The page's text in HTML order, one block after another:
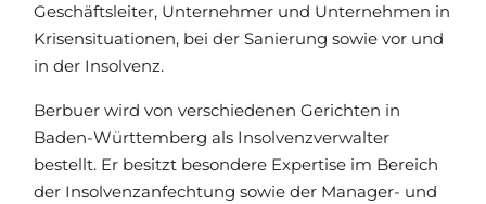
Geschäftsleiter, Unternehmer und Unternehmen in
Krisensituationen, bei der Sanierung sowie vor und
in der Insolvenz.
Berbuer wird von verschiedenen Gerichten in
Baden-Württemberg als Insolvenzverwalter
bestellt. Er besitzt besondere Expertise im Bereich
der Insolvenzanfechtung sowie der Manager- und